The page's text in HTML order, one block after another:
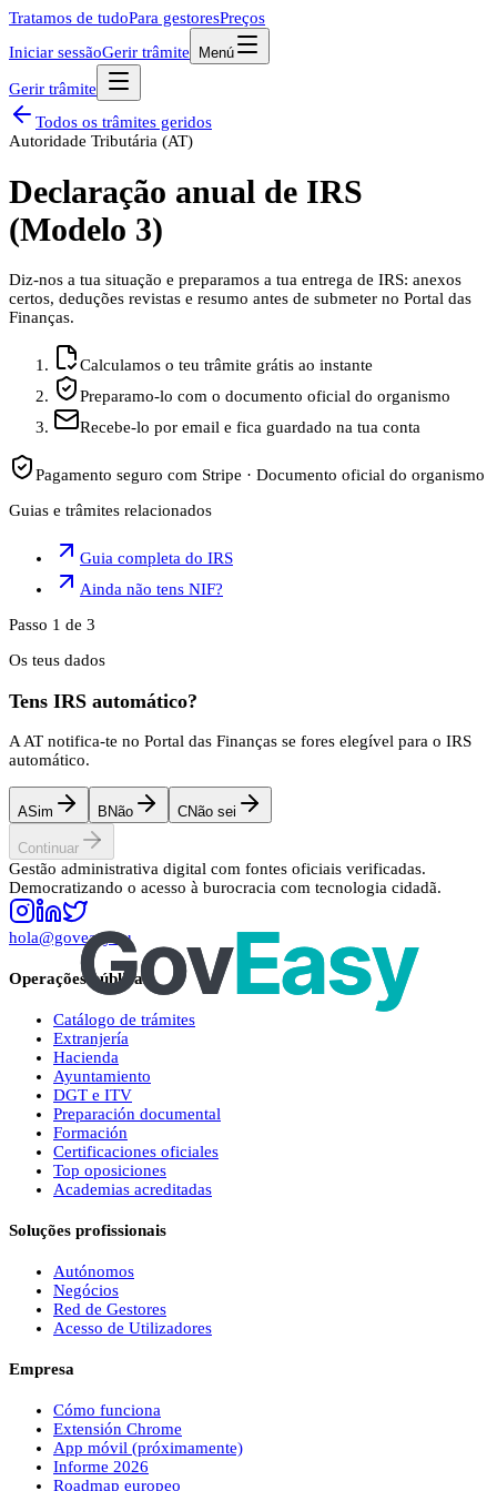
Tratamos de tudoPara gestoresPreços
Iniciar sessãoGerir trâmite Menú
Gerir trâmite
Todos os trâmites geridos
Autoridade Tributária (AT)
Declaração anual de IRS
(Modelo 3)
Diz-nos a tua situação e preparamos a tua entrega de IRS: anexos
certos, deduções revistas e resumo antes de submeter no Portal das
Finanças.
Calculamos o teu trâmite grátis ao instante
Preparamo-lo com o documento oficial do organismo
Recebe-lo por email e fica guardado na tua conta
Pagamento seguro com Stripe · Documento oficial do organismo
Guias e trâmites relacionados
Guia completa do IRS
Ainda não tens NIF?
Passo 1 de 3
Os teus dados
Tens IRS automático?
A AT notifica-te no Portal das Finanças se fores elegível para o IRS
automático.
ASim B Não CNão sei
Continuar
Gestão administrativa digital com fontes oficiais verificadas.
Democratizando o acesso à burocracia com tecnologia cidadã.
hola@goveasy.eu
Operações públicas
Catálogo de trámites
Extranjería
Hacienda
Ayuntamiento
DGT e ITV
Preparación documental
Formación
Certificaciones oficiales
Top oposiciones
Academias acreditadas
Soluções profissionais
Autónomos
Negócios
Red de Gestores
Acesso de Utilizadores
Empresa
Cómo funciona
Extensión Chrome
App móvil (próximamente)
Informe 2026
Roadmap europeo